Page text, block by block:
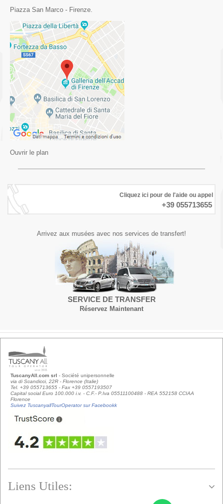
Piazza San Marco - Firenze.
Ouvrir le plan
Cliquez ici pour de l'aide ou appel
+39 055713655
Arrivez aux musées avec nos services de transfert!
SERVICE DE TRANSFER
Réservez Maintenant
TuscanyAll.com srl - Société unipersonnelle
via di Scandicci, 22R - Florence (Italie)
Tel. +39 055713655 - Fax +39 0557193507
Capital social Euro 100.000 i.v. - C.F.- P.Iva 05511100488 - REA 552158 CCIAA
Florence
Suivez TuscanyallTourOperator sur Facebookk
Liens Utiles: